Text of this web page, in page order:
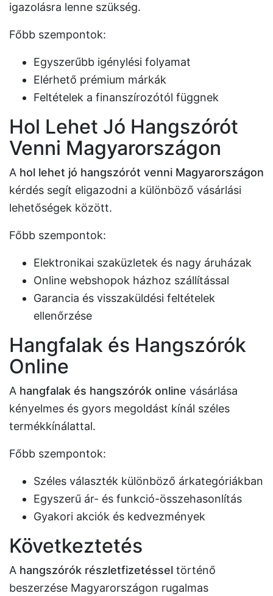
igazolásra lenne szükség.
Főbb szempontok:
Egyszerűbb igénylési folyamat
Elérhető prémium márkák
Feltételek a finanszírozótól függnek
Hol Lehet Jó Hangszórót
Venni Magyarországon
A hol lehet jó hangszórót venni Magyarországon
kérdés segít eligazodni a különböző vásárlási
lehetőségek között.
Főbb szempontok:
Elektronikai szaküzletek és nagy áruházak
Online webshopok házhoz szállítással
Garancia és visszaküldési feltételek
ellenőrzése
Hangfalak és Hangszórók
Online
A hangfalak és hangszórók online vásárlása
kényelmes és gyors megoldást kínál széles
termékkínálattal.
Főbb szempontok:
Széles választék különböző árkategóriákban
Egyszerű ár- és funkció-összehasonlítás
Gyakori akciók és kedvezmények
Következtetés
A hangszórók részletfizetéssel történő
beszerzése Magyarországon rugalmas